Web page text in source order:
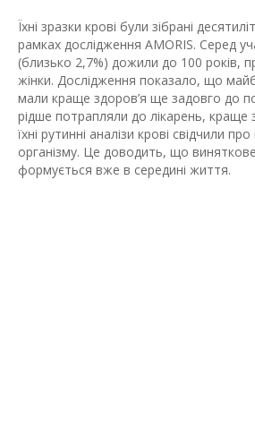
Їхні зразки крові були зібрані
рамках дослідження AMORIS. Серед
(близько 2,7%) дожили до 100 років,
жінки. Дослідження показало, що
мали краще здоров’я ще задовго до
рідше потрапляли до лікарень, краще
їхні рутинні аналізи крові свідчили
організму. Це доводить, що
формується вже в середині життя.